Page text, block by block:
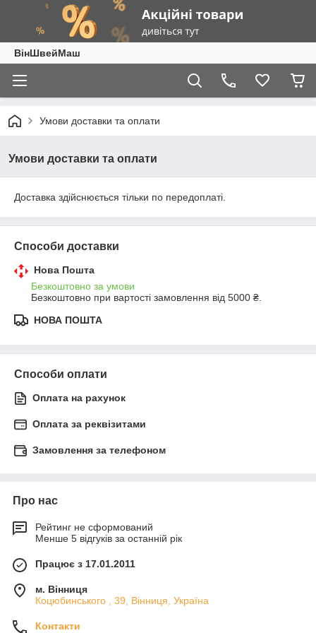
ВінШвейМаш
Умови доставки та оплати
Умови доставки та оплати
Доставка здійснюється тільки по передоплаті.
Способи доставки
Нова Пошта
Безкоштовно за умови
Безкоштовно при вартості замовлення від 5000 ₴.
НОВА ПОШТА
Способи оплати
Оплата на рахунок
Оплата за реквізитами
Замовлення за телефоном
Про нас
Рейтинг не сформований
Менше 5 відгуків за останній рік
Працює з 17.01.2011
м. Вінниця
Коцюбинського , 39, Вінниця, Україна
Контакти